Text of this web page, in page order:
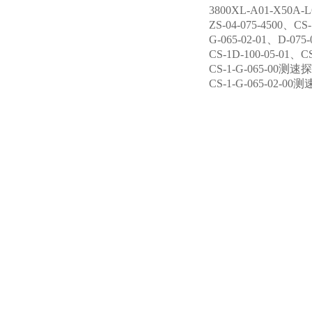
3800XL-A01-X50A-
ZS-04-075-4500、
G-065-02-01、D-
CS-1D-100-05-01、
CS-1-G-065-00测速
CS-1-G-065-02-00测